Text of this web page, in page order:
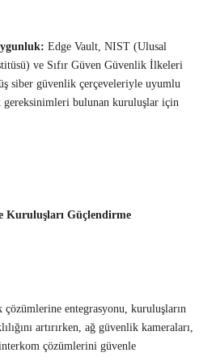
Edge Vault, NIST (Ulusal
ve Sıfır Güven Güvenlik İlkeleri
siber güvenlik çerçeveleriyle uyumlu
bulunan kuruluşlar için
Kuruluşları Güçlendirme
entegrasyonu, kuruluşların
artırırken, ağ güvenlik kameraları,
çözümlerini güvenle